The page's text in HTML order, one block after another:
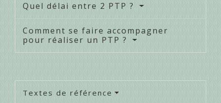
Quel délai entre 2 PTP ?
Comment se faire accompagner
pour réaliser un PTP ?
Textes de référence